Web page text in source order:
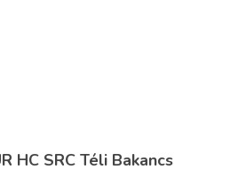
HC SRC Téli Bakancs